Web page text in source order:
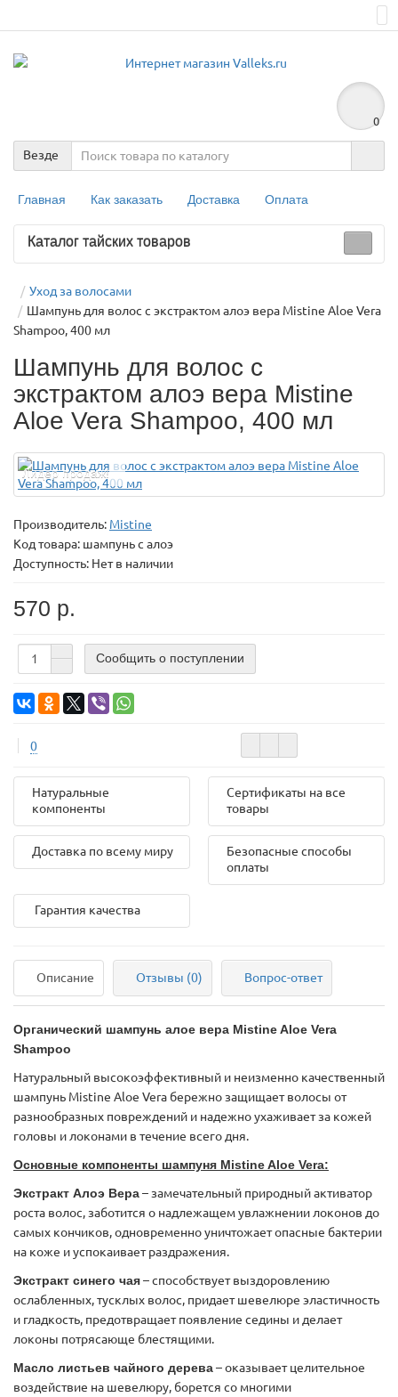
0
Везде
Главная Как заказать Доставка Оплата
Каталог тайских товаров
Уход за волосами
Шампунь для волос с экстрактом алоэ вера Mistine Aloe Vera
Shampoo, 400 мл
Шампунь для волос с
экстрактом алоэ вера Mistine
Aloe Vera Shampoo, 400 мл
Лидер продаж!
Производитель: Mistine
Код товара: шампунь с алоэ
Доступность: Нет в наличии
570 р.
Сообщить о поступлении
0
Натуральные
компоненты
Сертификаты на все
товары
Доставка по всему миру
Безопасные способы
оплаты
Гарантия качества
Описание Отзывы (0) Вопрос-ответ
Органический шампунь алое вера Mistine Aloe Vera
Shampoo
Натуральный высокоэффективный и неизменно качественный
шампунь Mistine Aloe Vera бережно защищает волосы от
разнообразных повреждений и надежно ухаживает за кожей
головы и локонами в течение всего дня.
Основные компоненты шампуня Mistine Aloe Vera:
Экстракт Алоэ Вера– замечательный природный активатор
роста волос, заботится о надлежащем увлажнении локонов до
самых кончиков, одновременно уничтожает опасные бактерии
на коже и успокаивает раздражения.
Экстракт синего чая– способствует выздоровлению
ослабленных, тусклых волос, придает шевелюре эластичность
и гладкость, предотвращает появление седины и делает
локоны потрясающе блестящими.
Масло листьев чайного дерева– оказывает целительное
воздействие на шевелюру, борется со многими